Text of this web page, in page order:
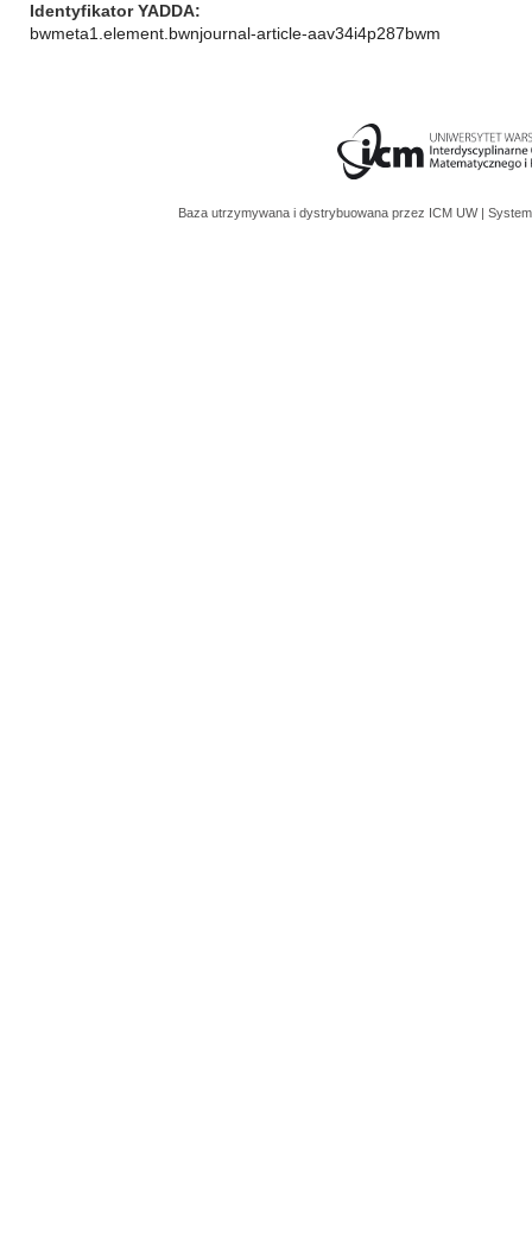
Identyfikator YADDA
bwmeta1.element.bwnjournal-article-aav34i4p287bwm
Baza utrzymywana i dystrybuowana przez ICM UW |